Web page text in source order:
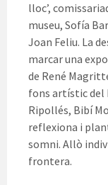
lloc’,
museu, Sofía
Joan Feliu. La
marcar una
de René
fons artístic del
Ripollés, Bibí
reflexiona i
somni. Allò
frontera.